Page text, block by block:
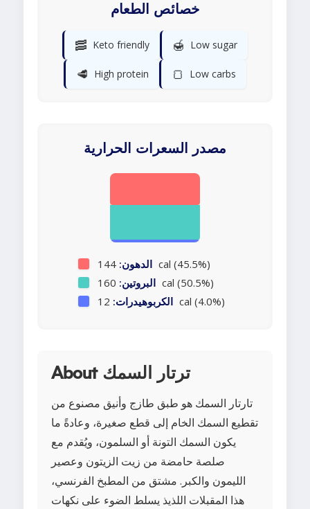
خصائص الطعام
🥓 Keto friendly 🍯 Low sugar
🥩 High protein 🍞 Low carbs
مصدر السعرات الحرارية
الدهون: 144 cal (45.5%)
البروتين: 160 cal (50.5%)
الكربوهيدرات: 12 cal (4.0%)
About ترتار السمك
تارتار السمك هو طبق طازج وأنيق مصنوع من
تقطيع السمك الخام إلى قطع صغيرة، وعادةً ما
يكون السمك التونة أو السلمون، ويُقدم مع
صلصة حامضة من زيت الزيتون وعصير
الليمون والكبر. مشتق من المطبخ الفرنسي،
هذا المقبلات اللذيذ يسلط الضوء على نكهات